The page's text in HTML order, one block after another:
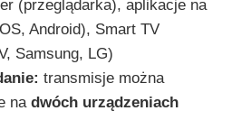
(przeglądarka), aplikacje na
Android), Smart TV
Samsung, LG)
transmisje można
na dwóch urządzeniach